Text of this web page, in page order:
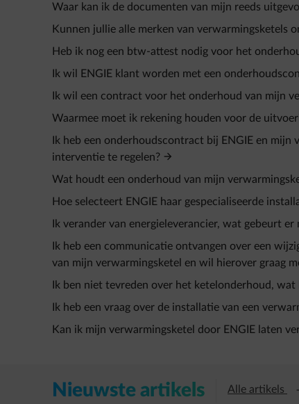
Waar kan ik de documenten van mijn reeds
Kunnen jullie alle merken van verwarmingsketels
Heb ik nog een btw-attest nodig voor het
Ik wil ENGIE klant worden met een
Ik wil een contract voor het onderhoud van mijn
Waarmee moet ik rekening houden voor de
Ik heb een onderhoudscontract bij ENGIE en
interventie te regelen?
Wat houdt een onderhoud van mijn
Hoe selecteert ENGIE haar gespecialiseerde
Ik verander van energieleverancier, wat gebeurt
Ik heb een communicatie ontvangen over een
van mijn verwarmingsketel en wil hierover graag
Ik ben niet tevreden over het ketelonderhoud, wat
Ik heb een vraag over de installatie van een
Kan ik mijn verwarmingsketel door ENGIE laten
Nieuwste artikels Alle artikels